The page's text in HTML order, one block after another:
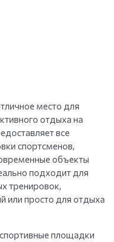
место для
отдыха на
все
спортсменов,
объекты
подходит для
тренировок,
или просто для отдыха
площадки